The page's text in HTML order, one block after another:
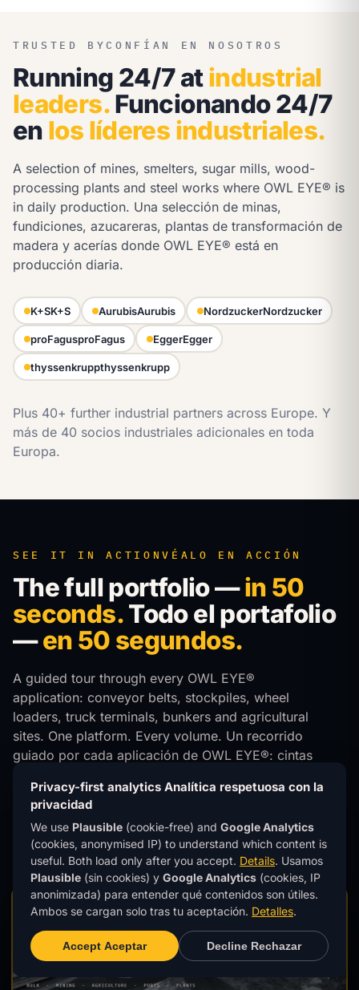
TRUSTED BYCONFÍAN EN NOSOTROS
Running 24/7 atindustrial
leaders.Funcionando 24/7
en los líderes industriales.
A selection of mines, smelters, sugar mills, wood-
processing plants and steel works where OWL EYE® is
in daily production. Una selección de minas,
fundiciones, azucareras, plantas de transformación de
madera y acerías donde OWL EYE® está en
producción diaria.
K+SK+S AurubisAurubis NordzuckerNordzucker
proFagusproFagus EggerEgger
thyssenkruppthyssenkrupp
Plus 40+ further industrial partners across Europe. Y
más de 40 socios industriales adicionales en toda
Europa.
SEE IT IN ACTIONVÉALO EN ACCIÓN
The full portfolio —in 50
seconds.Todo el portafolio
—en 50 segundos.
A guided tour through every OWL EYE®
application: conveyor belts, stockpiles, wheel
loaders, truck terminals, bunkers and agricultural
sites. One platform. Every volume. Un recorrido
guiado por cada aplicación de OWL EYE®: cintas
terminales de camiones, búnkers y plantas
agrícolas. Una plataforma. Todos los volúmenes.
Explore all solutionsExplorar todas las soluciones→
Privacy-first analytics Analítica respetuosa con la
privacidad
We use Plausible (cookie-free) and Google Analytics
(cookies, anonymised IP) to understand which content is
useful. Both load only after you accept. Details. Usamos
Plausible (sin cookies) y Google Analytics (cookies, IP
anonimizada) para entender qué contenidos son útiles.
Ambos se cargan solo tras tu aceptación. Detalles.
Accept Aceptar Decline Rechazar